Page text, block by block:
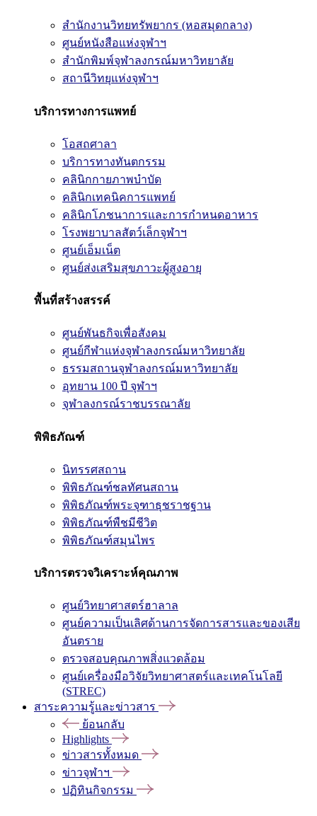
สำนักงานวิทยทรัพยากร (หอสมุดกลาง)
ศูนย์หนังสือแห่งจุฬาฯ
สำนักพิมพ์จุฬาลงกรณ์มหาวิทยาลัย
สถานีวิทยุแห่งจุฬาฯ
บริการทางการแพทย์
โอสถศาลา
บริการทางทันตกรรม
คลินิกกายภาพบำบัด
คลินิกเทคนิคการแพทย์
คลินิกโภชนาการและการกำหนดอาหาร
โรงพยาบาลสัตว์เล็กจุฬาฯ
ศูนย์เอ็มเน็ต
ศูนย์ส่งเสริมสุขภาวะผู้สูงอายุ
พื้นที่สร้างสรรค์
ศูนย์พันธกิจเพื่อสังคม
ศูนย์กีฬาแห่งจุฬาลงกรณ์มหาวิทยาลัย
ธรรมสถานจุฬาลงกรณ์มหาวิทยาลัย
อุทยาน 100 ปี จุฬาฯ
จุฬาลงกรณ์ราชบรรณาลัย
พิพิธภัณฑ์
นิทรรศสถาน
พิพิธภัณฑ์ชลทัศนสถาน
พิพิธภัณฑ์พระจุฑาธุชราชฐาน
พิพิธภัณฑ์พืชมีชีวิต
พิพิธภัณฑ์สมุนไพร
บริการตรวจวิเคราะห์คุณภาพ
ศูนย์วิทยาศาสตร์ฮาลาล
ศูนย์ความเป็นเลิศด้านการจัดการสารและของเสีย
อันตราย
ตรวจสอบคุณภาพสิ่งแวดล้อม
ศูนย์เครื่องมือวิจัยวิทยาศาสตร์และเทคโนโลยี
(STREC)
สาระความรู้และข่าวสาร
ย้อนกลับ
Highlights
ข่าวสารทั้งหมด
ข่าวจุฬาฯ
ปฏิทินกิจกรรม